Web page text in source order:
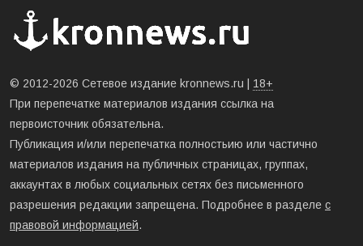
© 2012-2026 Сетевое издание kronnews.ru | 18+
При перепечатке материалов издания ссылка на
первоисточник обязательна.
Публикация и/или перепечатка полностьию или частично
материалов издания на публичных страницах, группах,
аккаунтах в любых социальных сетях без письменного
разрешения редакции запрещена. Подробнее в разделе с
правовой информацией.